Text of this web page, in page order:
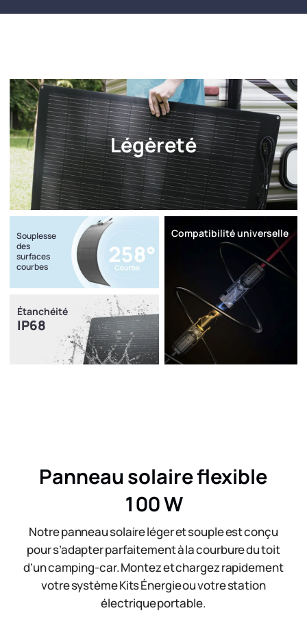
Légèreté
Souplesse
des
surfaces
courbes
Étanchéité
IP68
Compatibilité universelle
Panneau solaire flexible
100 W
Notre panneau solaire léger et souple ​est conçu
pour s’adapter parfaitement à la courbure du toit
d’un camping-car. Montez et chargez rapidement
votre système Kits Énergie ou votre station
électrique portable.